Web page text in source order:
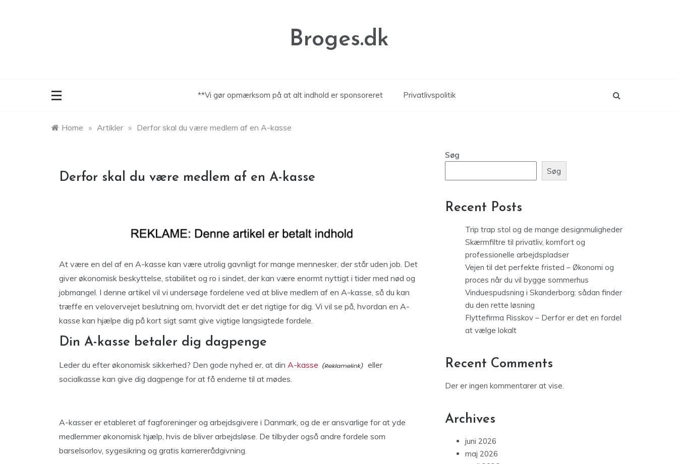
Broges.dk
**Vi gør opmærksom på at alt indhold er sponsoreret Privatlivspolitik
Home » Artikler » Derfor skal du være medlem af en A-kasse
Derfor skal du være medlem af en A-kasse
At være en del af en A-kasse kan være utrolig gavnligt for mange mennesker, der står uden job. Det
giver økonomisk beskyttelse, stabilitet og ro i sindet, der kan være enormt nyttigt i tider med nød og
jobmangel. I denne artikel vil vi undersøge fordelene ved at blive medlem af en A-kasse, så du kan
træffe en velovervejet beslutning om, hvorvidt det er det rigtige for dig. Vi vil se på, hvordan en A-
kasse kan hjælpe dig på kort sigt samt give vigtige langsigtede fordele.
Din A-kasse betaler dig dagpenge
Leder du efter økonomisk sikkerhed? Den gode nyhed er, at din A-kasse
eller
socialkasse kan give dig dagpenge for at få enderne til at mødes.
A-kasser er etableret af fagforeninger og arbejdsgivere i Danmark, og de er ansvarlige for at yde
medlemmer økonomisk hjælp, hvis de bliver arbejdsløse. De tilbyder også andre fordele som
barselsorlov, sygesikring og gratis karriererådgivning.
Søg
Søg
Recent Posts
Trip trap stol og de mange designmuligheder
Skærmfiltre til privatliv, komfort og
professionelle arbejdspladser
Vejen til det perfekte fristed – Økonomi og
proces når du vil bygge sommerhus
Vinduespudsning i Skanderborg: sådan finder
du den rette løsning
Flyttefirma Risskov – Derfor er det en fordel
at vælge lokalt
Recent Comments
Der er ingen kommentarer at vise.
Archives
juni 2026
maj 2026